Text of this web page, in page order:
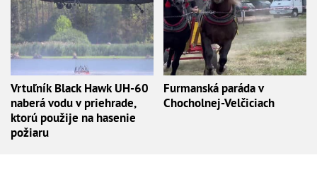
Vrtuľník Black Hawk UH-60
naberá vodu v priehrade,
ktorú použije na hasenie
požiaru
Furmanská paráda v
Chocholnej-Velčiciach